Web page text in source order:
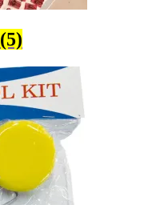
(5)